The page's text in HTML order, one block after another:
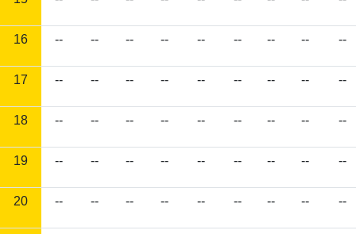
16 -- -- -- -- -- -- -- -- --
17 -- -- -- -- -- -- -- -- --
18 -- -- -- -- -- -- -- -- --
19 -- -- -- -- -- -- -- -- --
20 -- -- -- -- -- -- -- -- --